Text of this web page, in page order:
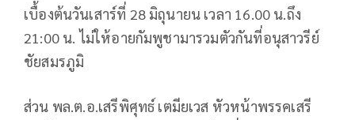
เบื้องต้นวันเสาร์ที่ 28 มิถุนายน เวลา 16.00 น.ถึง
21:00 น. ไม่ให้อายกัมพูชามารวมตัวกันที่อนุสาวรีย์
ชัยสมรภูมิ
ส่วน พล.ต.อ.เสรีพิศุทธ์ เตมียเวส หัวหน้าพรรคเสรี